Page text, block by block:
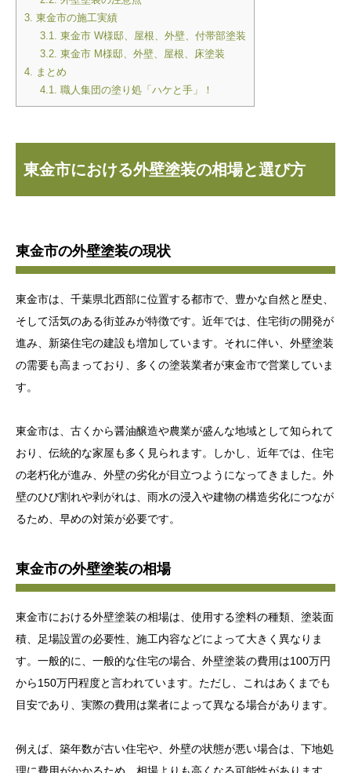
3. 東金市の施工実績
3.1.
東金市 W様邸、屋根、外壁、付帯部塗装
3.2. 東金市 M様邸、外壁、屋根、床塗装
4.
まとめ
4.1.
職人集団の塗り処「ハケと手」！
東金市における外壁塗装の相場と選び方
東金市の外壁塗装の現状
東金市は、千葉県北西部に位置する都市で、豊かな自然と歴史、
そして活気のある街並みが特徴です。近年では、住宅街の開発が
進み、新築住宅の建設も増加しています。それに伴い、外壁塗装
の需要も高まっており、多くの塗装業者が東金市で営業していま
す。
東金市は、古くから醤油醸造や農業が盛んな地域として知られて
おり、伝統的な家屋も多く見られます。しかし、近年では、住宅
の老朽化が進み、外壁の劣化が目立つようになってきました。外
壁のひび割れや剥がれは、雨水の浸入や建物の構造劣化につなが
るため、早めの対策が必要です。
東金市の外壁塗装の相場
東金市における外壁塗装の相場は、使用する塗料の種類、塗装面
積、足場設置の必要性、施工内容などによって大きく異なりま
す。一般的に、一般的な住宅の場合、外壁塗装の費用は100万円
から150万円程度と言われています。ただし、これはあくまでも
目安であり、実際の費用は業者によって異なる場合があります。
例えば、築年数が古い住宅や、外壁の状態が悪い場合は、下地処